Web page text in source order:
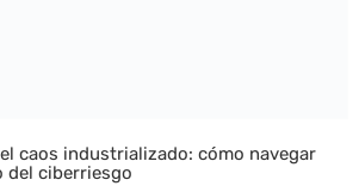
caos industrializado: cómo navegar
del ciberriesgo